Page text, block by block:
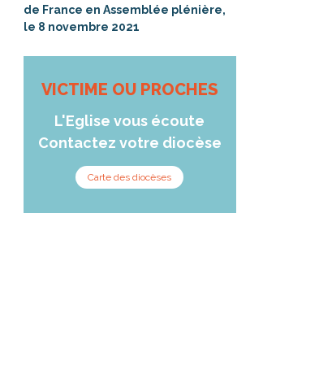
de France en Assemblée plénière,
le 8 novembre 2021
VICTIME OU PROCHES
L'Eglise vous écoute
Contactez votre diocèse
Carte des diocèses